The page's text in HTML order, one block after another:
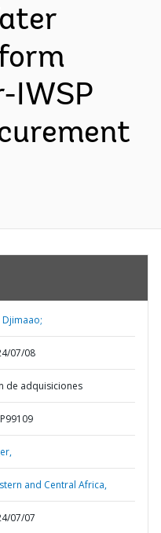
IWSP
Djimaao;
07/08
de adquisiciones
and Central Africa,
07/07